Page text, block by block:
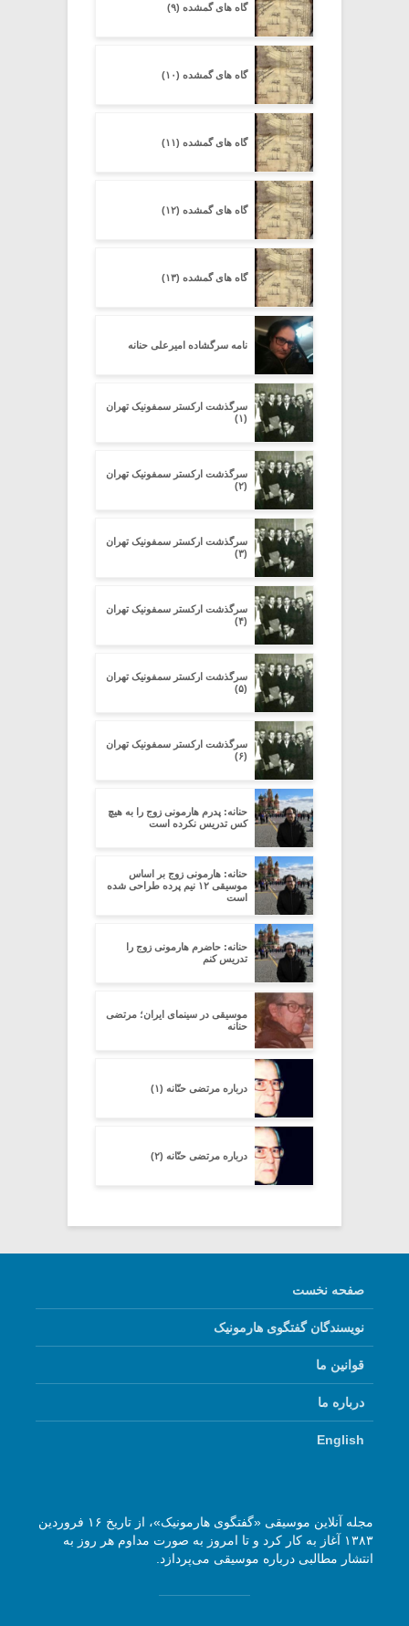
گاه های گمشده (۹)
گاه های گمشده (۱۰)
گاه های گمشده (۱۱)
گاه های گمشده (۱۲)
گاه های گمشده (۱۳)
نامه سرگشاده امیرعلی حنانه
سرگذشت ارکستر سمفونیک تهران
(۱)
سرگذشت ارکستر سمفونیک تهران
(۲)
سرگذشت ارکستر سمفونیک تهران
(۳)
سرگذشت ارکستر سمفونیک تهران
(۴)
سرگذشت ارکستر سمفونیک تهران
(۵)
سرگذشت ارکستر سمفونیک تهران
(۶)
حنانه: پدرم هارمونی زوج را به هیچ
کس تدریس نکرده است
حنانه: هارمونی زوج بر اساس
موسیقی ۱۲ نیم پرده طراحی شده
است
حنانه: حاضرم هارمونی زوج را
تدریس کنم
موسیقی در سینمای ایران؛ مرتضی
حنانه
درباره مرتضی حنّانه (۱)
درباره مرتضی حنّانه (۲)
صفحه نخست
نویسندگان گفتگوی هارمونیک
قوانین ما
درباره ما
English
مجله آنلاین موسیقی «گفتگوی هارمونیک»، از تاریخ ۱۶ فروردین
۱۳۸۳ آغاز به کار کرد و تا امروز به صورت مداوم هر روز به
انتشار مطالبی درباره موسیقی می‌پردازد.